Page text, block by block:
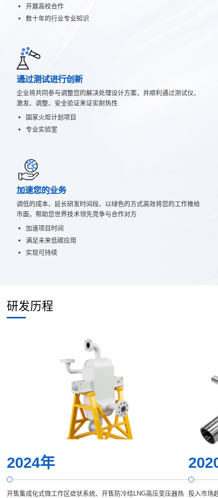
开展高校合作
数十年的行业专业知识
通过测试进行创新
企业将共同参与调整您的解决处理设计方案，并顺利通过测试仪、
激发、调整、安全验证来证实耐热性
国家火炬计划项目
专业实验室
加速您的业务
调低的成本、延长研发时间段、以绿色的方式高效将您的工作推给
市面，帮助您世界技术领先竞争与合作对方
加速项目时间
满足未来低碳应用
实现可持续
研发历程
2024年
开售集成化式微工作区症状系统、开售防冷结LNG高压变压器热 投入市场